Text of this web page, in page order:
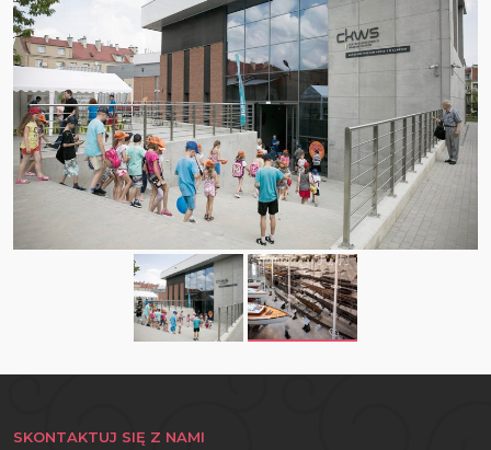
SKONTAKTUJ SIĘ Z NAMI